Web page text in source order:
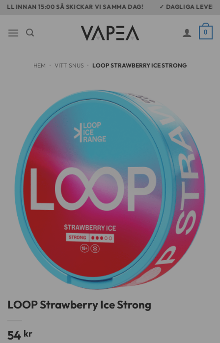
Skip
content
INNAN 15:00 SÅ SKICKAR VI SAMMA DAG! ✓ DAGLIGA
0
HEM • VITT SNUS • LOOP STRAWBERRY ICE STRONG
LOOP Strawberry Ice Strong
54 kr